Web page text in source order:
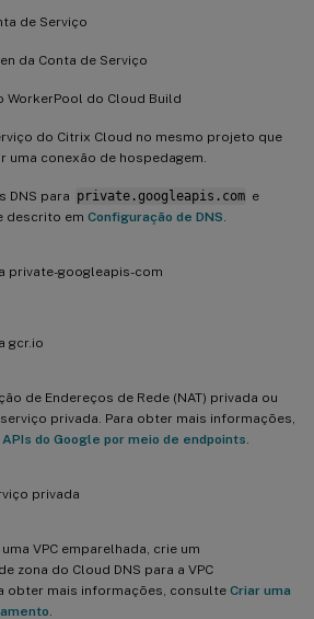
de Serviço
da Conta de Serviço
WorkerPool do Cloud Build
do Citrix Cloud no mesmo projeto que
uma conexão de hospedagem.
DNS para private.googleapis.com e
descrito em Configuração de DNS
de Endereços de Rede (NAT) privada ou
privada. Para obter mais informações,
do Google por meio de endpoints
VPC emparelhada, crie um
zona do Cloud DNS para a VPC
obter mais informações, consulte Criar uma